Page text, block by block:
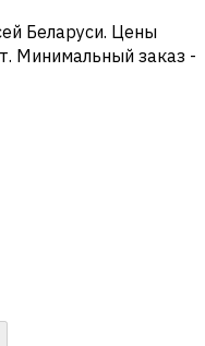
Беларуси. Цены
Минимальный заказ -